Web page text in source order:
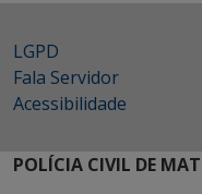
LGPD
Fala Servidor
Acessibilidade
POLÍCIA CIVIL DE